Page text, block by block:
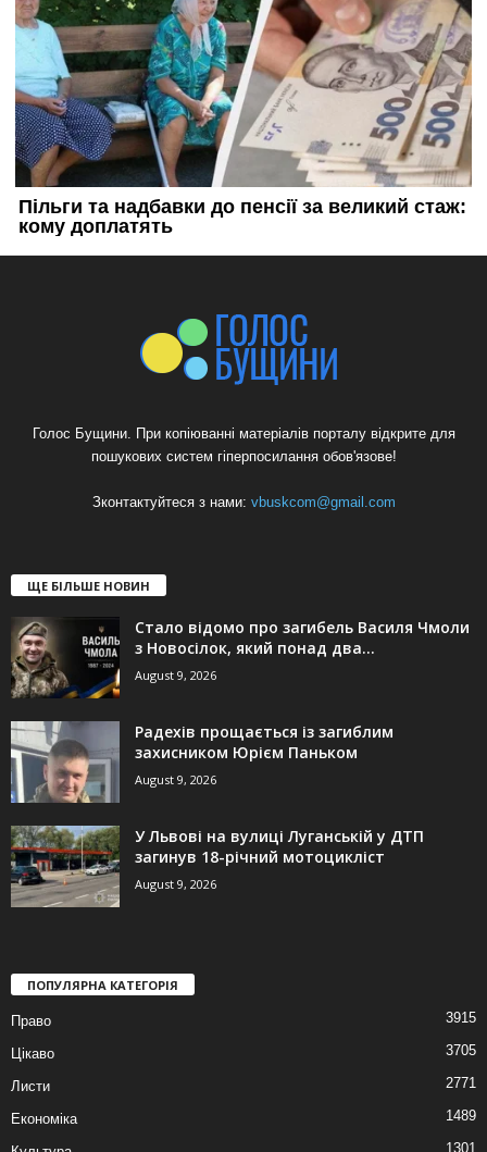
Голос Бущини. При копіюванні матеріалів порталу відкрите для
пошукових систем гіперпосилання обов'язове!
Зконтактуйтеся з нами: vbuskcom@gmail.com
ЩЕ БІЛЬШЕ НОВИН
Стало відомо про загибель Василя Чмоли
з Новосілок, який понад два...
August 9, 2026
Радехів прощається із загиблим
захисником Юрієм Паньком
August 9, 2026
У Львові на вулиці Луганській у ДТП
загинув 18-річний мотоцикліст
August 9, 2026
ПОПУЛЯРНА КАТЕГОРІЯ
Право 3915
Цікаво 3705
Листи 2771
Економіка 1489
1301